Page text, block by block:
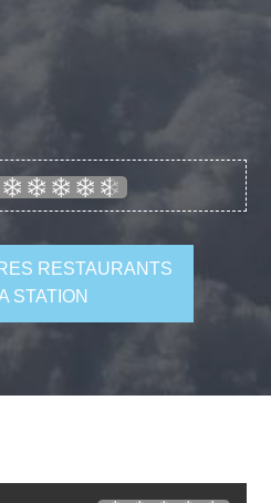
RESTAURANTS
STATION